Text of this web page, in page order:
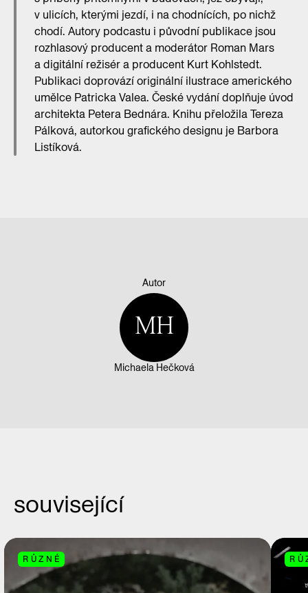
v ulicích, kterými jezdí, i na chodnících, po nichž
chodí. Autory podcastu i původní publikace jsou
rozhlasový producent a moderátor Roman Mars
a digitální režisér a producent Kurt Kohlstedt.
Publikaci doprovází originální ilustrace amerického
umělce Patricka Valea. České vydání doplňuje úvod
architekta Petera Bednára. Knihu přeložila Tereza
Pálková, autorkou grafického designu je Barbora
Listíková.
Autor
MH
Michaela Hečková
související
RŮZNÉ